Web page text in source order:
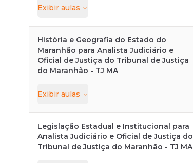
Exibir aulas
História e Geografia do Estado do
Maranhão para Analista Judiciário e
Oficial de Justiça do Tribunal de Justiça
do Maranhão - TJ MA
Exibir aulas
Legislação Estadual e Institucional para
Analista Judiciário e Oficial de Justiça do
Tribunal de Justiça do Maranhão - TJ MA